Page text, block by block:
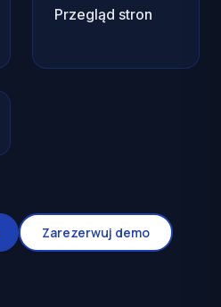
Przegląd stron
Zarezerwuj demo